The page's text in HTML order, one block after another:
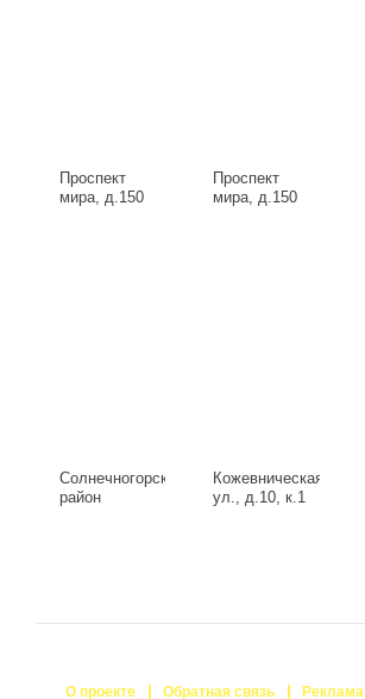
Проспект
мира, д.150
Проспект
мира, д.150
Солнечногорский
район
Кожевническая
ул., д.10, к.1
О проекте Обратная связь Реклама